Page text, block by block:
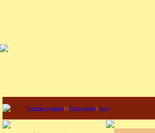
Главная страница | | Регистрация | Вход